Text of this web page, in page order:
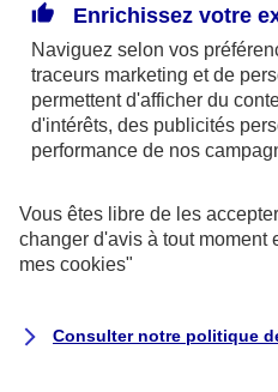
246 et n°13 005 764
surwww.orias.fr)
AXA Assistance
S.A au capital de 51
Siège social :
8-10, rue Paul Vaillant
Enrichissez votre
Naviguez selon vos
traceurs marketing et de
permettent d'afficher du
d'intérêts, des publicités
performance de nos
Vous êtes libre de les
changer d'avis à tout moment
mes cookies"
Consulter notre politique